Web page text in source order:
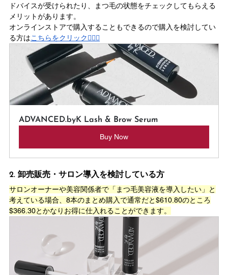
ドバイスが受けられたり、まつ毛の状態をチェックしてもらえる
メリットがあります。
オンラインストアで購入することもできるので購入を検討してい
る方はこちらをクリック💁🏼‍♀️
ADVANCED.byK Lash & Brow Serum
Buy Now
2. 卸売販売・サロン導入を検討している方
サロンオーナーや美容関係者で「まつ毛美容液を導入したい」と
考えている場合、8本のまとめ購入で通常だと$610.80のところ
$366.30とかなりお得に仕入れることができます。